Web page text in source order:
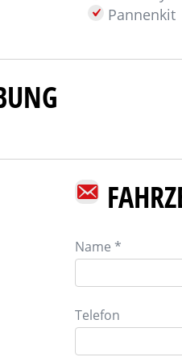
Pannenkit
Name *
Telefon